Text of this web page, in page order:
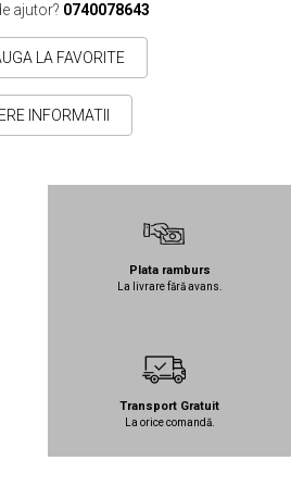
ajutor? 0740078643
LA FAVORITE
INFORMATII
Plata ramburs
La livrare fără avans.
Transport Gratuit
La orice comandă.